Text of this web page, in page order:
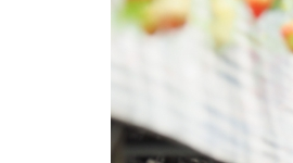
しめ
る
いな
べ